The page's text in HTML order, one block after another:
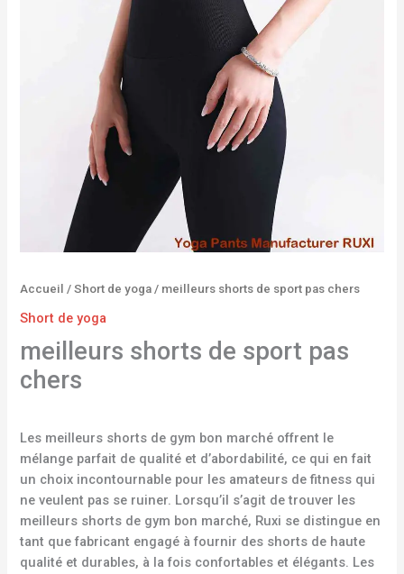
Accueil /Short de yoga / meilleurs shorts de sport pas chers
Short de yoga
meilleurs shorts de sport pas
chers
Les meilleurs shorts de gym bon marché offrent le
mélange parfait de qualité et d’abordabilité, ce qui en fait
un choix incontournable pour les amateurs de fitness qui
ne veulent pas se ruiner. Lorsqu’il s’agit de trouver les
meilleurs shorts de gym bon marché, Ruxi se distingue en
tant que fabricant engagé à fournir des shorts de haute
qualité et durables, à la fois confortables et élégants. Les